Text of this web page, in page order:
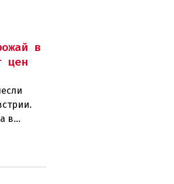
в
цен
в